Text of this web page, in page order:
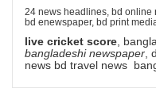
24 news headlines, bd online
bd enewspaper, bd print
live cricket score ,
bangladeshi newspaper
news bd travel news